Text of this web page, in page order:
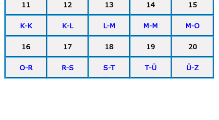
11 12 13 14 15
K-K K-L L-M M-M M-O
16 17 18 19 20
O-R R-S S-T T-Ü Ü-Z